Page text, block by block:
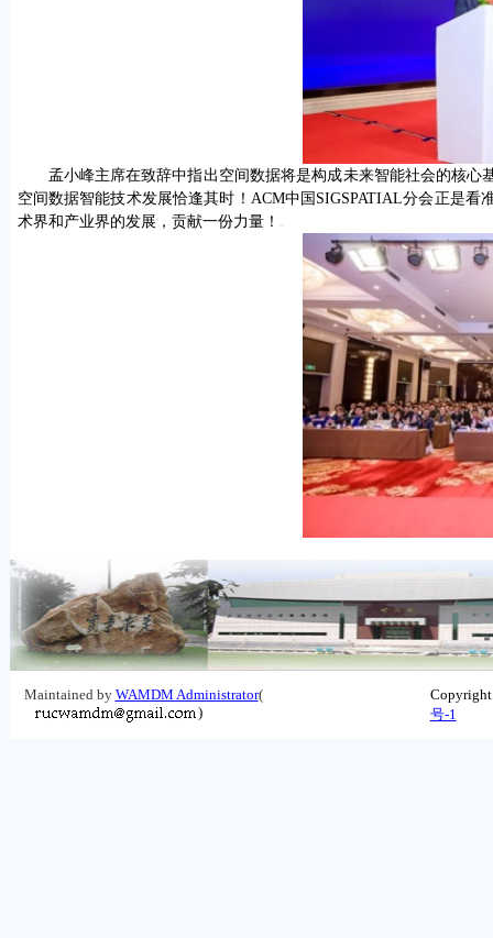
孟小峰主席在致辞中指出空间数据将是构成未来智能社会的核
空间数据智能技术发展恰逢其时！ ACM中国 SIGSPATIAL分会正是看
术界和产业界的发展，贡献一份力量！
Maintained by WAMDM Administrator(
)
号-1